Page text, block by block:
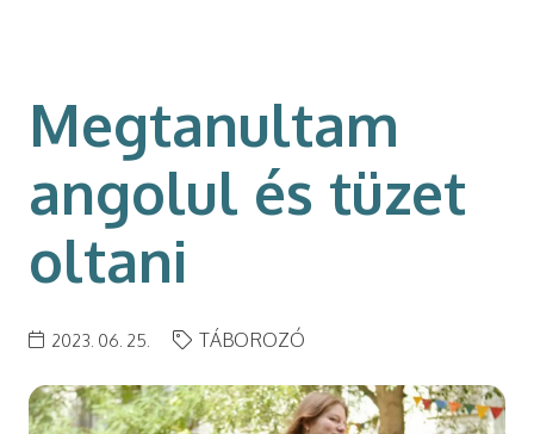
Megtanultam
angolul és tüzet
oltani
2023. 06. 25. TÁBOROZÓ